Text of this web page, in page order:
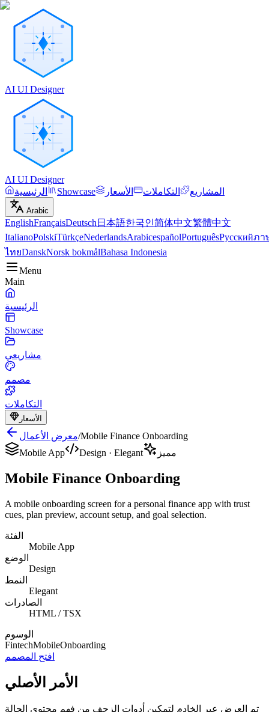
AI UI Designer
AI UI Designer
الرئيسية
Showcase المشاريع التكاملات الأسعار
Arabic
EnglishFrançaisDeutsch 日本語한국인简体中文繁體中文
ItalianoPolskiTürkçeNederlandsArabicespañolPortuguêsРусскийภา
ไทยDanskNorsk bokmålBahasa Indonesia
Menu
Main
الرئيسية
Showcase
مشاريعي
مصمم
التكاملات
الأسعار
معرض الأعمال/Mobile Finance Onboarding
Mobile App
Design · Elegant مميز
Mobile Finance Onboarding
A mobile onboarding screen for a personal finance app with trust
cues, plan preview, account setup, and goal selection.
الفئة
Mobile App
الوضع
Design
النمط
Elegant
الصادرات
HTML / TSX
الوسوم
FintechMobileOnboarding
افتح المصمم
الأمر الأصلي
تم العرض عبر الخادم لتمكين أدوات الزحف من فهم محتوى الحالة